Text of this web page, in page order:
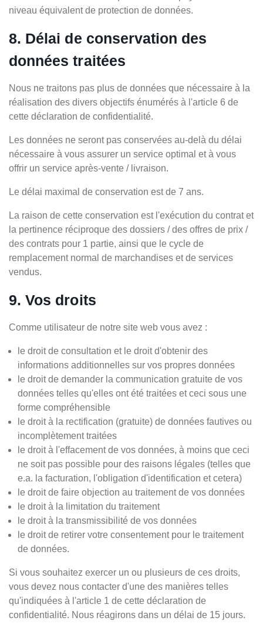
niveau équivalent de protection de données.
8. Délai de conservation des
données traitées
Nous ne traitons pas plus de données que nécessaire à la
réalisation des divers objectifs énumérés à l'article 6 de
cette déclaration de confidentialité.
Les données ne seront pas conservées au-delà du délai
nécessaire à vous assurer un service optimal et à vous
offrir un service après-vente / livraison.
Le délai maximal de conservation est de 7 ans.
La raison de cette conservation est l'exécution du contrat et
la pertinence réciproque des dossiers / des offres de prix /
des contrats pour 1 partie, ainsi que le cycle de
remplacement normal de marchandises et de services
vendus.
9. Vos droits
Comme utilisateur de notre site web vous avez :
le droit de consultation et le droit d'obtenir des
informations additionnelles sur vos propres données
le droit de demander la communication gratuite de vos
données telles qu'elles ont été traitées et ceci sous une
forme compréhensible
le droit à la rectification (gratuite) de données fautives ou
incomplètement traitées
le droit à l'effacement de vos données, à moins que ceci
ne soit pas possible pour des raisons légales (telles que
e.a. la facturation, l'obligation d'identification et cetera)
le droit de faire objection au traitement de vos données
le droit à la limitation du traitement
le droit à la transmissibilité de vos données
le droit de retirer votre consentement pour le traitement
de données.
Si vous souhaitez exercer un ou plusieurs de ces droits,
vous devez nous contacter d'une des manières telles
qu'indiquées à l'article 1 de cette déclaration de
confidentialité. Nous réagirons dans un délai de 15 jours.